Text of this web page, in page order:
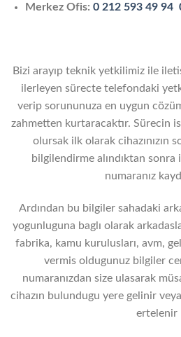
Merkez Ofis: 0 212 593 49 94
Bizi arayıp teknik yetkilimiz ile
ilerleyen sürecte telefondaki
verip sorununuza en uygun
zahmetten kurtaracaktır. Sürecin
olursak ilk olarak cihazınızın
bilgilendirme alındıktan
numaranız
Ardından bu bilgiler sahadaki
yogunluguna baglı olarak
fabrika, kamu kurulusları, avm,
vermis oldugunuz bilgiler
numaranızdan size ulasarak
cihazın bulundugu yere gelinir
ertelenir